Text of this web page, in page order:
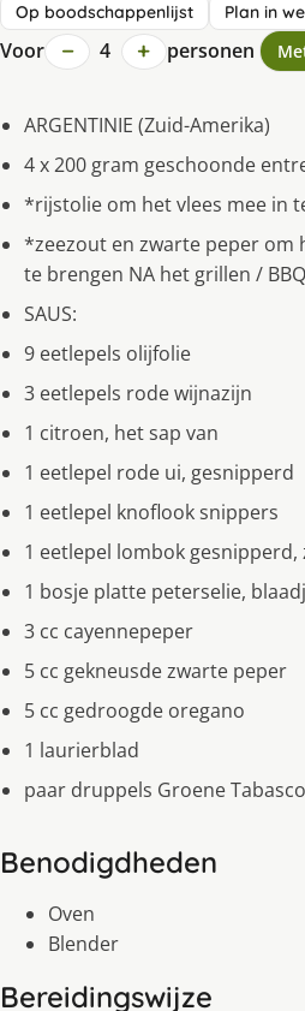
Op boodschappenlijst Plan in
Voor − 4 + personen
ARGENTINIE (Zuid-Amerika)
4 x 200 gram geschoonde
*rijstolie om het vlees mee in
*zeezout en zwarte peper om
te brengen NA het grillen /
SAUS:
9 eetlepels olijfolie
3 eetlepels rode wijnazijn
1 citroen, het sap van
1 eetlepel rode ui, gesnipperd
1 eetlepel knoflook snippers
1 eetlepel lombok
1 bosje platte peterselie,
3 cc cayennepeper
5 cc gekneusde zwarte peper
5 cc gedroogde oregano
1 laurierblad
paar druppels Groene Tabasco
Benodigdheden
Oven
Blender
Bereidingswijze